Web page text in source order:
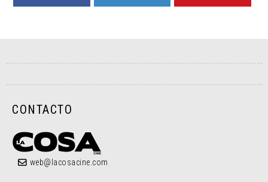
CONTACTO
web@lacosacine.com